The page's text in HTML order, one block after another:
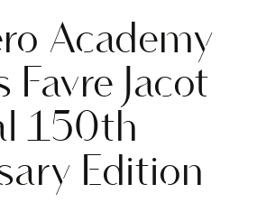
Academy
Favre Jacot
150th
Edition